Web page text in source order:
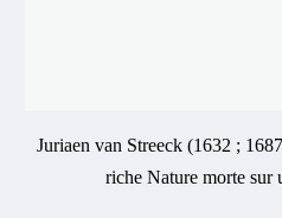
Juriaen van Streeck (1632 ;
riche Nature morte sur